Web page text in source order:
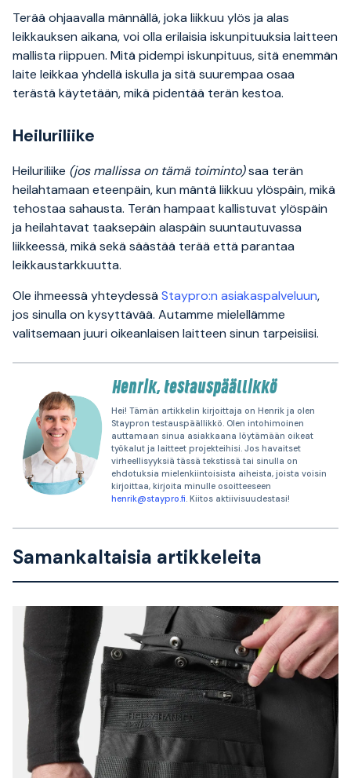
Terää ohjaavalla männällä, joka liikkuu ylös ja alas
leikkauksen aikana, voi olla erilaisia iskunpituuksia laitteen
mallista riippuen. Mitä pidempi iskunpituus, sitä enemmän
laite leikkaa yhdellä iskulla ja sitä suurempaa osaa
terästä käytetään, mikä pidentää terän kestoa.
Heiluriliike
Heiluriliike (jos mallissa on tämä toiminto)saa terän
heilahtamaan eteenpäin, kun mäntä liikkuu ylöspäin, mikä
tehostaa sahausta. Terän hampaat kallistuvat ylöspäin
ja heilahtavat taaksepäin alaspäin suuntautuvassa
liikkeessä, mikä sekä säästää terää että parantaa
leikkaustarkkuutta.
Ole ihmeessä yhteydessä Staypro:n asiakaspalveluun,
jos sinulla on kysyttävää. Autamme mielellämme
valitsemaan juuri oikeanlaisen laitteen sinun tarpeisiisi.
Henrik, testauspäällikkö
Hei! Tämän artikkelin kirjoittaja on Henrik ja olen
Staypron testauspäällikkö. Olen intohimoinen
auttamaan sinua asiakkaana löytämään oikeat
työkalut ja laitteet projekteihisi. Jos havaitset
virheellisyyksiä tässä tekstissä tai sinulla on
ehdotuksia mielenkiintoisista aiheista, joista voisin
kirjoittaa, kirjoita minulle osoitteeseen
henrik@staypro.fi. Kiitos aktiivisuudestasi!
Samankaltaisia artikkeleita